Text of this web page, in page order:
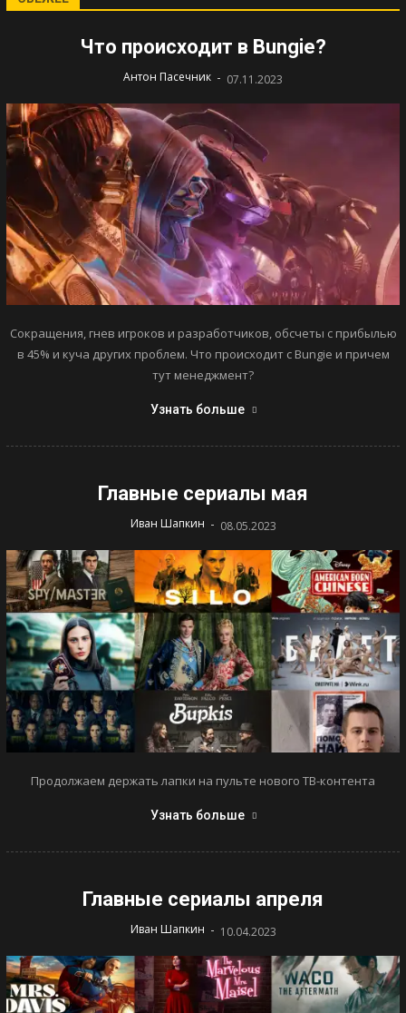
Что происходит в Bungie?
Антон Пасечник - 07.11.2023
Сокращения, гнев игроков и разработчиков, обсчеты с прибылью
в 45% и куча других проблем. Что происходит с Bungie и причем
тут менеджмент?
Узнать больше
Главные сериалы мая
Иван Шапкин - 08.05.2023
Продолжаем держать лапки на пульте нового ТВ-контента
Узнать больше
Главные сериалы апреля
Иван Шапкин - 10.04.2023